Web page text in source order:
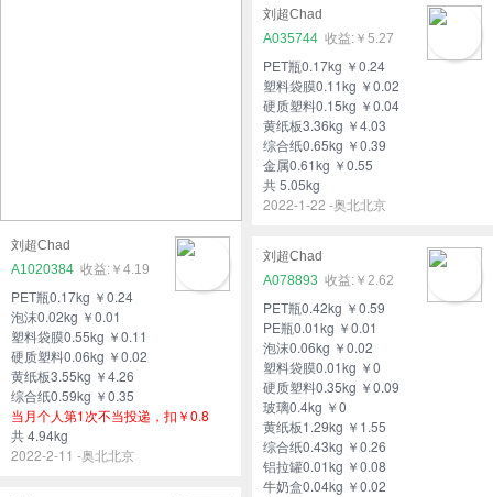
刘超Chad
A1020384
￥4.19
PET瓶0.17kg ￥0.24
泡沫0.02kg ￥0.01
塑料袋膜0.55kg ￥0.11
硬质塑料0.06kg ￥0.02
黄纸板3.55kg ￥4.26
综合纸0.59kg ￥0.35
当月个人第1次不当投递，扣￥0.8
共 4.94kg
2022-2-11 -奥北北京
刘超Chad
A035744
￥5.27
PET瓶0.17kg ￥0.24
塑料袋膜0.11kg ￥0.02
硬质塑料0.15kg ￥0.04
黄纸板3.36kg ￥4.03
综合纸0.65kg ￥0.39
金属0.61kg ￥0.55
共 5.05kg
2022-1-22 -奥北北京
刘超Chad
A078893
￥2.62
PET瓶0.42kg ￥0.59
PE瓶0.01kg ￥0.01
泡沫0.06kg ￥0.02
塑料袋膜0.01kg ￥0
硬质塑料0.35kg ￥0.09
玻璃0.4kg ￥0
黄纸板1.29kg ￥1.55
综合纸0.43kg ￥0.26
铝拉罐0.01kg ￥0.08
牛奶盒0.04kg ￥0.02